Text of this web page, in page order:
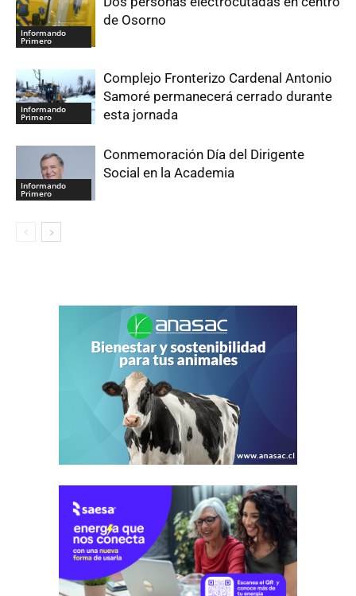
Informando
Primero
de Osorno
Informando
Primero
Complejo Fronterizo Cardenal Antonio
Samoré permanecerá cerrado durante
esta jornada
Informando
Primero
Conmemoración Día del Dirigente
Social en la Academia